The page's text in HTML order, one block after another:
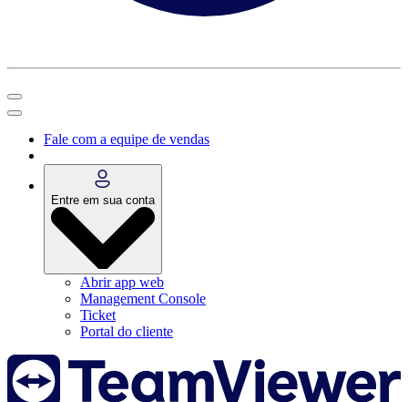
Fale com a equipe de vendas
Entre em sua conta
Abrir app web
Management Console
Ticket
Portal do cliente